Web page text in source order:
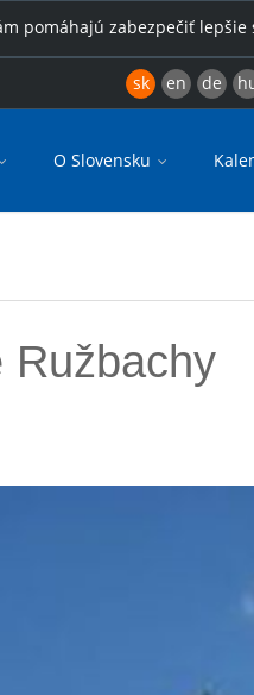
pomáhajú zabezpečiť lepšie
sk en de
O Slovensku
Ružbachy